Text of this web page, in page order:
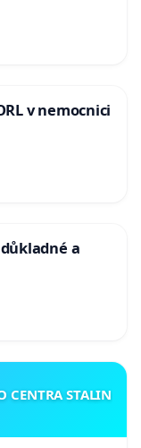
v nemocnici
a
CENTRA STALIN